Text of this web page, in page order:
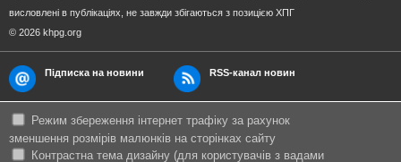
висловлені в публікаціях, не завжди збігаються з позицією ХПГ
© 2026 khpg.org
Підписка на новини RSS-канал новин
Режим збереження інтернет трафіку за рахунок
зменшення розмірів малюнків на сторінках сайту
Контрастна тема дизайну (для користувачів з вадами